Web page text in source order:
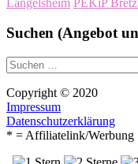
Suchen (Angebot
Suche
nach:
Copyright © 2020
Impressum
Datenschutzerklärung
* = Affiliatelink/Werbung